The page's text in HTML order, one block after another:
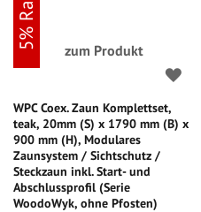
zum Produkt
WPC Coex. Zaun Komplettset,
teak, 20mm (S) x 1790 mm (B) x
900 mm (H), Modulares
Zaunsystem / Sichtschutz /
Steckzaun inkl. Start- und
Abschlussprofil (Serie
WoodoWyk, ohne Pfosten)